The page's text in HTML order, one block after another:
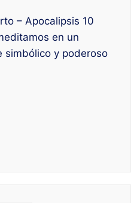
– Apocalipsis 10
en un
simbólico y poderoso